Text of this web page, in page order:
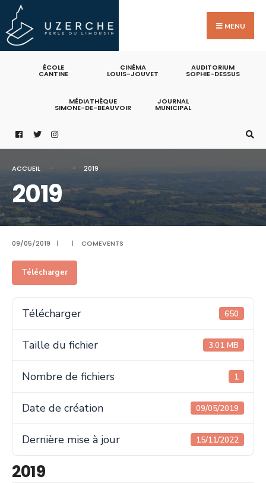
Skip
to
content
MENU
ÉCOLE
CANTINE
CINÉMA
LOUIS-JOUVET
AUDITORIUM
SOPHIE-DESSUS
MÉDIATHÈQUE
SIMONE-DE-BEAUVOIR
JOURNAL
MUNICIPAL
ACCUEIL 2019
2019
09/05/2019 | | COMEVENTS
Télécharger
Télécharger 650
Taille du fichier 3.01 MB
Nombre de fichiers 1
Date de création 09/05/2019
Dernière mise à jour 15/11/2022
2019
for: